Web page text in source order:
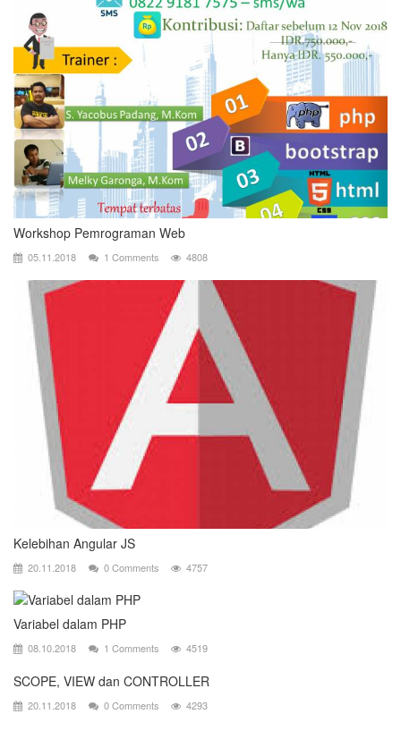
Workshop Pemrograman Web
05.11.2018 1 Comments 4808
Kelebihan Angular JS
20.11.2018 0 Comments 4757
Variabel dalam PHP
08.10.2018 1 Comments 4519
SCOPE, VIEW dan CONTROLLER
20.11.2018 0 Comments 4293